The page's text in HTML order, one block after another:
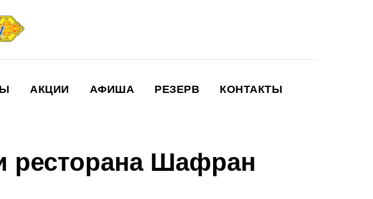
АКЦИИ АФИША РЕЗЕРВ КОНТАКТЫ
ресторана Шафран